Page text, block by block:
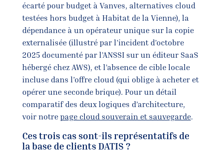
écarté pour budget à Vanves, alternatives cloud
testées hors budget à Habitat de la Vienne), la
dépendance à un opérateur unique sur la copie
externalisée (illustré par l’incident d’octobre
2025 documenté par l’ANSSI sur un éditeur SaaS
hébergé chez AWS), et l’absence de cible locale
incluse dans l’offre cloud (qui oblige à acheter et
opérer une seconde brique). Pour un détail
comparatif des deux logiques d’architecture,
voir notre page cloud souverain et sauvegarde.
Ces trois cas sont-ils représentatifs de
la base de clients DATIS ?